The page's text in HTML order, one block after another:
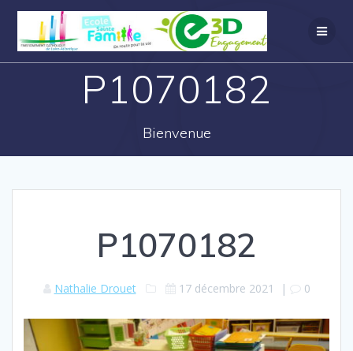
P1070182
Bienvenue
P1070182
Nathalie Drouet 17 décembre 2021 | 0